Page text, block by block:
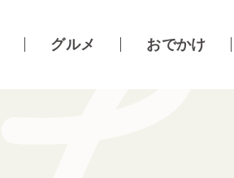
グルメ おでかけ